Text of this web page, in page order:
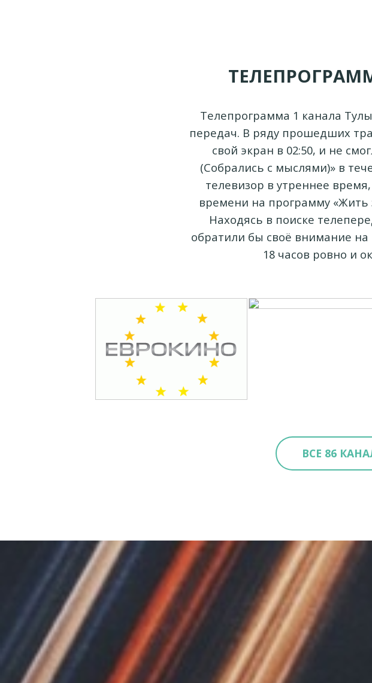
Телепрограмма 1 канала
передач. В ряду прошедших
свой экран в 02:50, и не
(Собрались с мыслями)» в
телевизор в утреннее
времени на программу «Жить
Находясь в поиске
обратили бы своё внимание на
18 часов ровно и
ВСЕ 86